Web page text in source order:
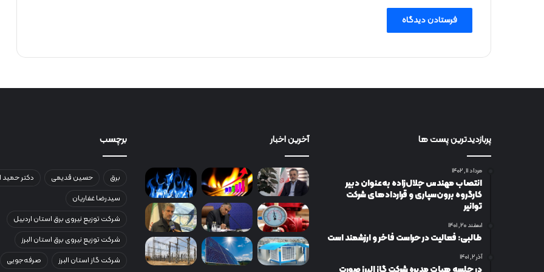
پربازدیدترین پست ها
مرداد ۱۱, ۱۴۰۲
انتصاب مهندس جلال‌زاده به‌عنوان دبیر
كارگروه برون‌سپاری و قراردادهای شركت
توانیر
اسفند ۲۰, ۱۴۰۱
طالبی: فعالیت در حراست فاخر و ارزشمند است
آذر ۲, ۱۴۰۱
آخرین اخبار برچسب
برق حسین قدیمی
دکتر حمید
سیدرضا غفاریان
شرکت توزیع نیروی برق استان اردبیل
شرکت توزیع نیروی برق استان البرز
شرکت گاز استان البرز
صرفه‌جویی